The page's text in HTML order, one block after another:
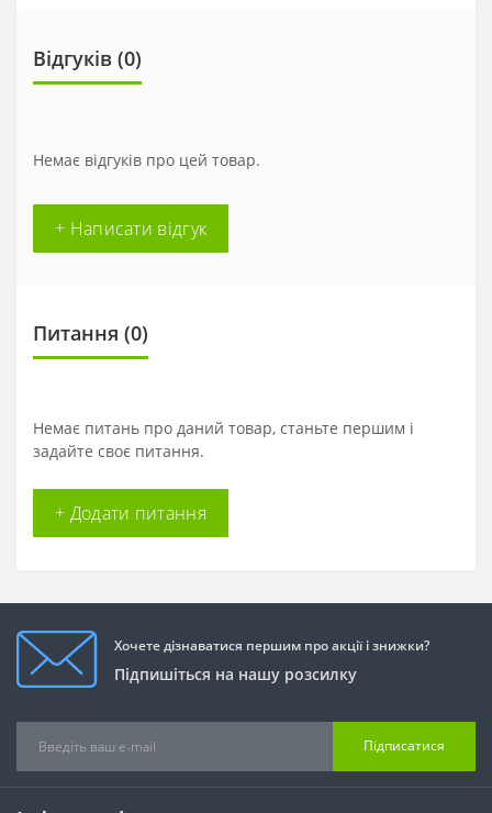
Відгуків (0)
Немає відгуків про цей товар.
+ Написати відгук
Питання (0)
Немає питань про даний товар, станьте першим і
задайте своє питання.
+ Додати питання
Хочете дізнаватися першим про акції і знижки?
Підпишіться на нашу розсилку
Підписатися